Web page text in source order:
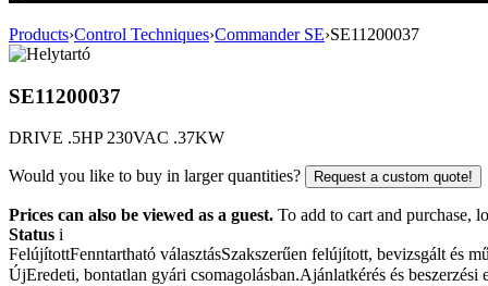
Products›Control Techniques›Commander SE›SE11200037
SE11200037
DRIVE .5HP 230VAC .37KW
Would you like to buy in larger quantities? Request a custom quote!
Prices can also be viewed as a guest. To add to cart and purchase,
Status i
FelújítottFenntartható választásSzakszerűen felújított, bevizsgált és
ÚjEredeti, bontatlan gyári csomagolásban.Ajánlatkérés és beszerzési